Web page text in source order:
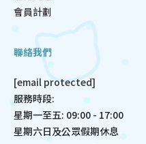
會員計劃
聯絡我們
[email protected]
服務時段:
星期一至五: 09:00 - 17:00
星期六日及公眾假期休息